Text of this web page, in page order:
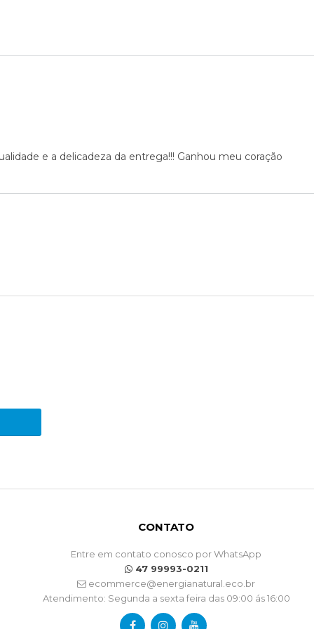
e a delicadeza da entrega!!! Ganhou meu coração
CONTATO
Entre em contato conosco por WhatsApp
47 99993-0211
ecommerce@energianatural.eco.br
Atendimento: Segunda a sexta feira das 09:00 ás 16:00